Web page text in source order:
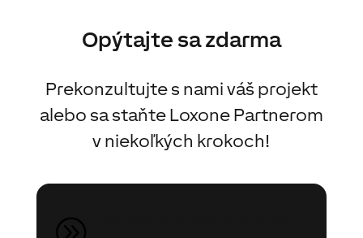
Opýtajte sa zdarma
Prekonzultujte s nami váš projekt
alebo sa staňte Loxone Partnerom
v niekoľkých krokoch!